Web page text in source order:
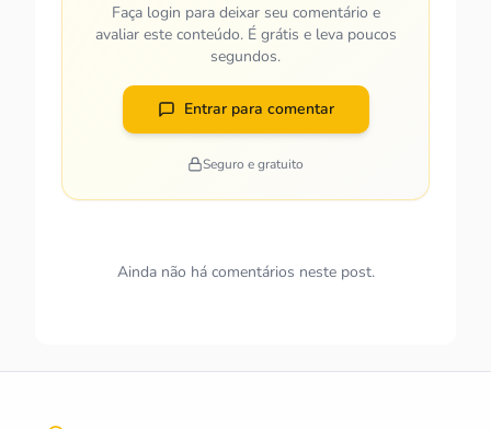
Faça login para deixar seu comentário e
avaliar este conteúdo. É grátis e leva poucos
segundos.
Entrar para comentar
Seguro e gratuito
Ainda não há comentários neste post.